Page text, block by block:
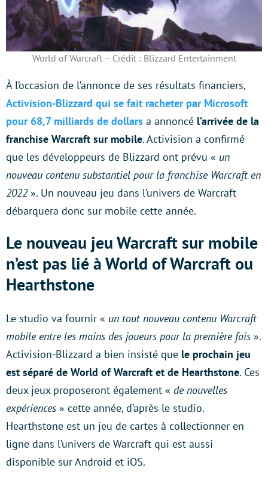
World of Warcraft – Crédit : Blizzard Entertainment
À l’occasion de l’annonce de ses résultats financiers,
Activision-Blizzard qui se fait racheter par Microsoft
pour 68,7 milliards de dollars a annoncé l’arrivée de la
franchise Warcraft sur mobile. Activision a confirmé
que les développeurs de Blizzard ont prévu « un
nouveau contenu substantiel pour la franchise Warcraft en
2022 ». Un nouveau jeu dans l’univers de Warcraft
débarquera donc sur mobile cette année.
Le nouveau jeu Warcraft sur mobile
n’est pas lié à World of Warcraft ou
Hearthstone
Le studio va fournir « un tout nouveau contenu Warcraft
mobile entre les mains des joueurs pour la première fois ».
Activision-Blizzard a bien insisté que le prochain jeu
est séparé de World of Warcraft et de Hearthstone. Ces
deux jeux proposeront également « de nouvelles
expériences » cette année, d’après le studio.
Hearthstone est un jeu de cartes à collectionner en
ligne dans l’univers de Warcraft qui est aussi
disponible sur Android et iOS.